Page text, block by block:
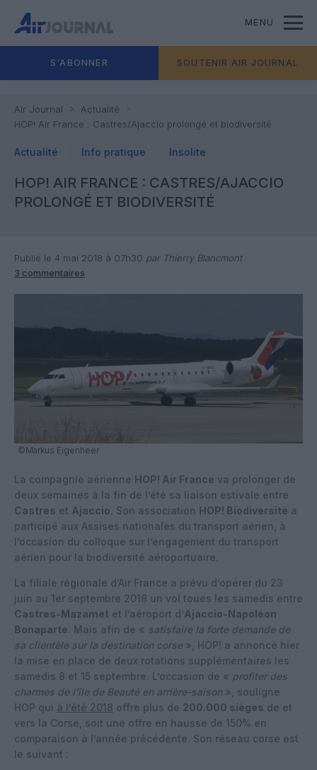
MENU
S'ABONNER SOUTENIR AIR JOURNAL
Air Journal
Actualité
HOP! Air France : Castres/Ajaccio prolongé et biodiversité
Actualité Info pratique Insolite
HOP! AIR FRANCE : CASTRES/AJACCIO
PROLONGÉ ET BIODIVERSITÉ
Publié le 4 mai 2018 à 07h30 par Thierry Blancmont
3 commentaires
©Markus Eigenheer
La compagnie aérienne HOP! Air France va prolonger de
deux semaines à la fin de l’été sa liaison estivale entre
Castres et Ajaccio. Son association HOP! Biodiversité a
participé aux Assises nationales du transport aérien, à
l’occasion du colloque sur l’engagement du transport
aérien pour la biodiversité aéroportuaire.
La filiale régionale d’Air France a prévu d’opérer du 23
juin au 1er septembre 2018 un vol toues les samedis entre
Castres-Mazamet et l’aéroport d’Ajaccio-Napoléon
Bonaparte. Mais afin de « satisfaire la forte demande de
sa clientèle sur la destination corse », HOP! a annoncé hier
la mise en place de deux rotations supplémentaires les
samedis 8 et 15 septembre. L’occasion de « profiter des
charmes de l’île de Beauté en arrière-saison », souligne
HOP qui à l’été 2018 offre plus de 200.000 sièges de et
vers la Corse, soit une offre en hausse de 150% en
comparaison à l’année précédente. Son réseau corse est
le suivant :